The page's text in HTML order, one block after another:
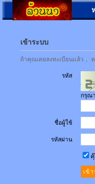
เข้าระบบ
ถ้าคุณเคยลงทะเบียนแล้ว，
รหัส
กรุณ
ชื่อผู้ใช้
รหัสผ่าน